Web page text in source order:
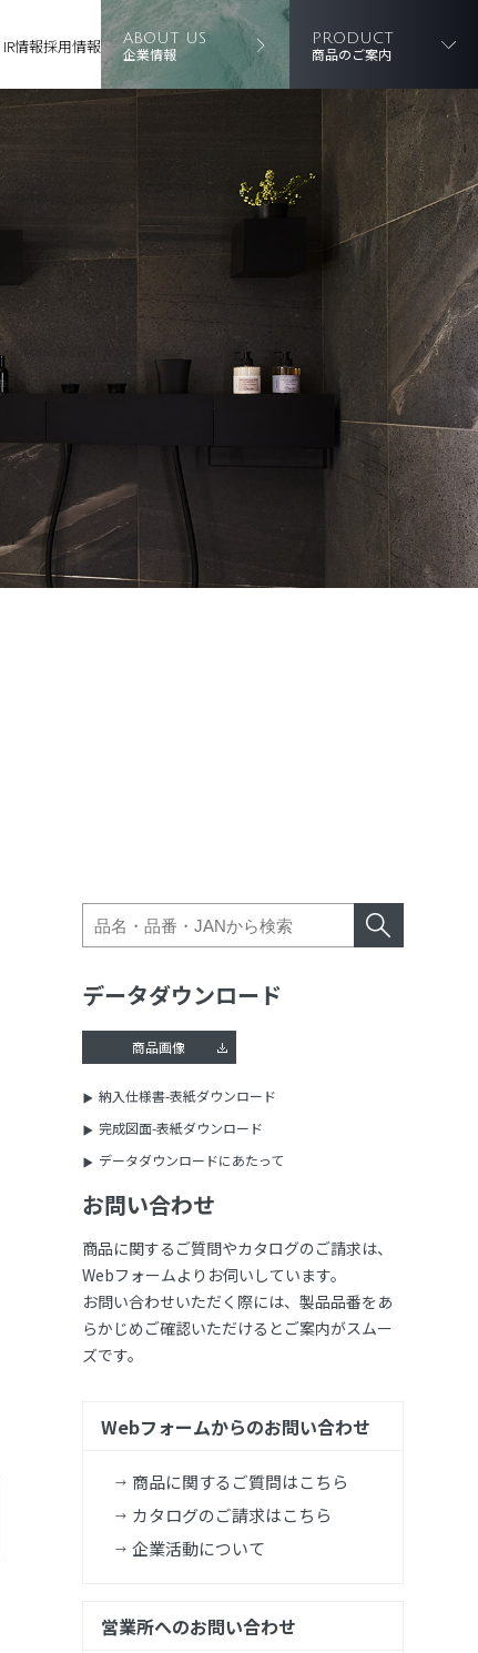
IR情報採用情報 ABOUT US
企業情報
PRODUCT
商品のご案内
データダウンロード
商品画像
納入仕様書-表紙ダウンロード
完成図面-表紙ダウンロード
データダウンロードにあたって
お問い合わせ
商品に関するご質問やカタログのご請求は、
Webフォームよりお伺いしています。
お問い合わせいただく際には、製品品番をあ
らかじめご確認いただけるとご案内がスムー
ズです。
Webフォームからのお問い合わせ
商品に関するご質問はこちら
カタログのご請求はこちら
企業活動について
営業所へのお問い合わせ